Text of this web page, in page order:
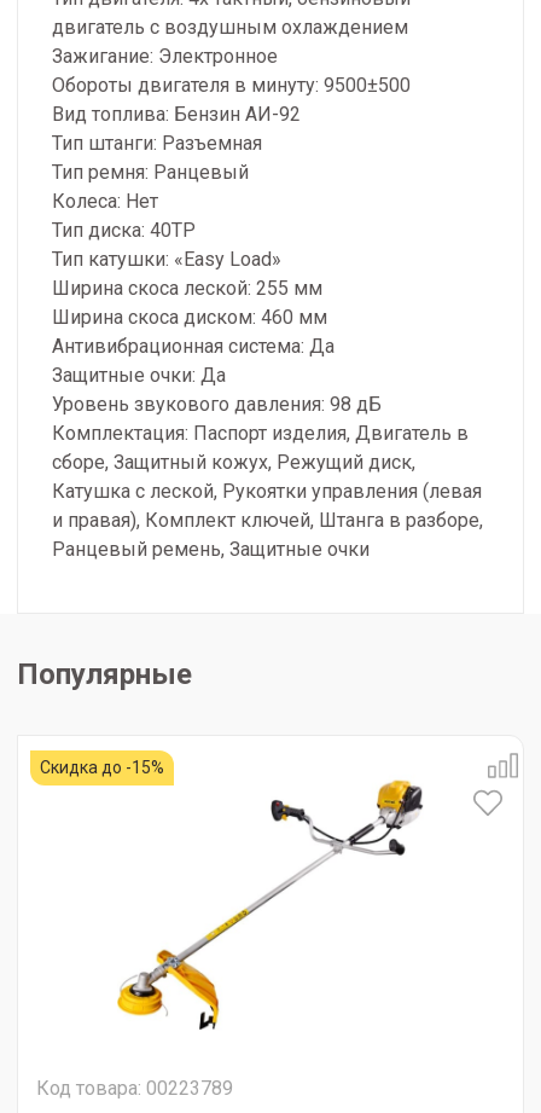
двигатель с воздушным охлаждением
Зажигание: Электронное
Обороты двигателя в минуту: 9500±500
Вид топлива: Бензин АИ-92
Тип штанги: Разъемная
Тип ремня: Ранцевый
Колеса: Нет
Тип диска: 40ТР
Тип катушки: «Easy Load»
Ширина скоса леской: 255 мм
Ширина скоса диском: 460 мм
Антивибрационная система: Да
Защитные очки: Да
Уровень звукового давления: 98 дБ
Комплектация: Паспорт изделия, Двигатель в
сборе, Защитный кожух, Режущий диск,
Катушка с леской, Рукоятки управления (левая
и правая), Комплект ключей, Штанга в разборе,
Ранцевый ремень, Защитные очки
Популярные
Скидка до -15%
Код товара: 00223789